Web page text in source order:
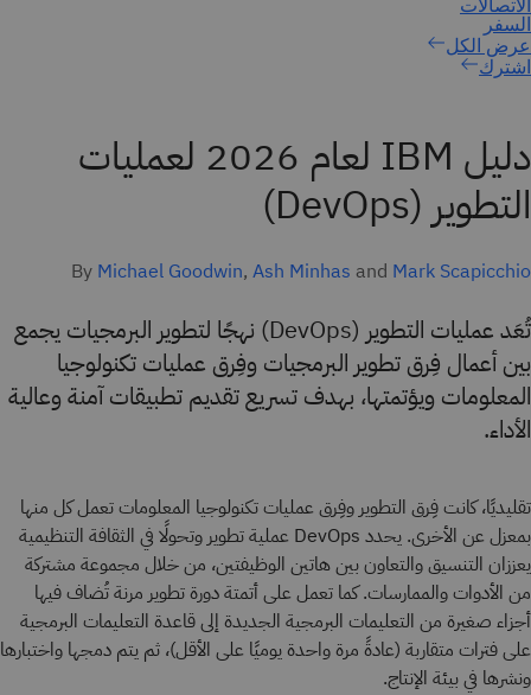
اشترك
دليل IBM لعام 2026 لعمليات
التطوير (DevOps)
By Michael Goodwin, Ash Minhas and Mark Scapicchio
تُعَد عمليات التطوير (DevOps) نهجًا لتطوير البرمجيات يجمع
بين أعمال فِرق تطوير البرمجيات وفِرق عمليات تكنولوجيا
المعلومات ويؤتمتها، بهدف تسريع تقديم تطبيقات آمنة وعالية
الأداء.
تقليديًا، كانت فِرق التطوير وفِرق عمليات تكنولوجيا المعلومات تعمل كل منها
بمعزل عن الأخرى. يحدد DevOps عملية تطوير وتحولًا في الثقافة التنظيمية
يعززان التنسيق والتعاون بين هاتين الوظيفتين، من خلال مجموعة مشتركة
من الأدوات والممارسات. كما تعمل على أتمتة دورة تطوير مرنة تُضاف فيها
أجزاء صغيرة من التعليمات البرمجية الجديدة إلى قاعدة التعليمات البرمجية
على فترات متقاربة (عادةً مرة واحدة يوميًا على الأقل)، ثم يتم دمجها واختبارها
ونشرها في بيئة الإنتاج.